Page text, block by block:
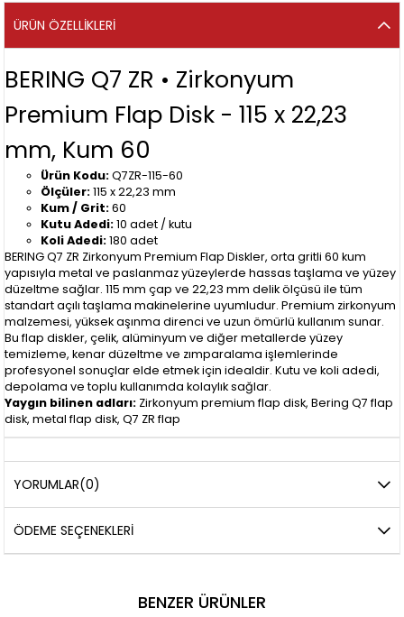
ÜRÜN ÖZELLIKLERI
BERING Q7 ZR • Zirkonyum
Premium Flap Disk - 115 x 22,23
mm, Kum 60
Ürün Kodu:Q7ZR-115-60
Ölçüler:115 x 22,23 mm
Kum / Grit:60
Kutu Adedi:10 adet / kutu
Koli Adedi:180 adet
BERING Q7 ZR Zirkonyum Premium Flap Diskler, orta gritli 60 kum
yapısıyla metal ve paslanmaz yüzeylerde hassas taşlama ve yüzey
düzeltme sağlar. 115 mm çap ve 22,23 mm delik ölçüsü ile tüm
standart açılı taşlama makinelerine uyumludur. Premium zirkonyum
malzemesi, yüksek aşınma direnci ve uzun ömürlü kullanım sunar.
Bu flap diskler, çelik, alüminyum ve diğer metallerde yüzey
temizleme, kenar düzeltme ve zımparalama işlemlerinde
profesyonel sonuçlar elde etmek için idealdir. Kutu ve koli adedi,
depolama ve toplu kullanımda kolaylık sağlar.
Yaygın bilinen adları: Zirkonyum premium flap disk, Bering Q7 flap
disk, metal flap disk, Q7 ZR flap
YORUMLAR(0)
ÖDEME SEÇENEKLERI
BENZER ÜRÜNLER